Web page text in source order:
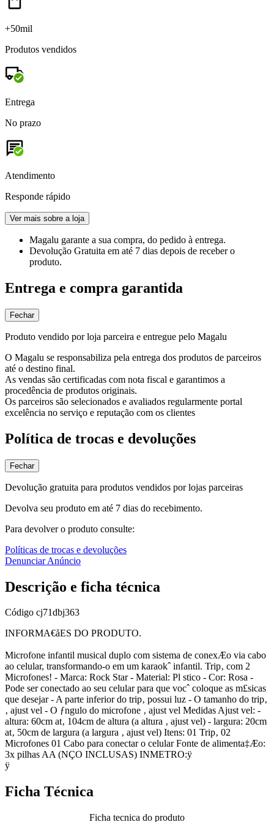
+50mil
Produtos vendidos
Entrega
No prazo
Atendimento
Responde rápido
Ver mais sobre a loja
Magalu garante a sua compra, do pedido à entrega.
Devolução Gratuita em até 7 dias depois de receber o
produto.
Entrega e compra garantida
Fechar
Produto vendido por loja parceira e entregue pelo Magalu
O Magalu se responsabiliza pela entrega dos produtos de parceiros
até o destino final.
As vendas são certificadas com nota fiscal e garantimos a
procedência de produtos originais.
Os parceiros são selecionados e avaliados regularmente portal
excelência no serviço e reputação com os clientes
Política de trocas e devoluções
Fechar
Devolução gratuita para produtos vendidos por lojas parceiras
Devolva seu produto em até 7 dias do recebimento.
Para devolver o produto consulte:
Políticas de trocas e devoluções
Denunciar Anúncio
Descrição e ficha técnica
Código cj71dbj363
INFORMA€åES DO PRODUTO.
Microfone infantil musical duplo com sistema de conexÆo via cabo
ao celular, transformando-o em um karaokˆ infantil. Trip‚ com 2
Microfones! - Marca: Rock Star - Material: Pl stico - Cor: Rosa -
Pode ser conectado ao seu celular para que vocˆ coloque as m£sicas
que desejar - A parte inferior do trip‚ possui luz - O tamanho do trip‚
‚ ajust vel - O ƒngulo do microfone ‚ ajust vel Medidas Ajust vel: -
altura: 60cm at‚ 104cm de altura (a altura ‚ ajust vel) - largura: 20cm
at‚ 50cm de largura (a largura ‚ ajust vel) Itens: 01 Trip‚ 02
Microfones 01 Cabo para conectar o celular Fonte de alimenta‡Æo:
3x pilhas AA (NÇO INCLUSAS) INMETRO:ÿ
ÿ
Ficha Técnica
Ficha tecnica do produto